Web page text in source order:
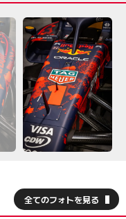
全てのフォトを見る